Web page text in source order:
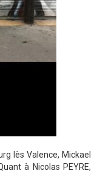
lès Valence, Mickael
à Nicolas PEYRE,